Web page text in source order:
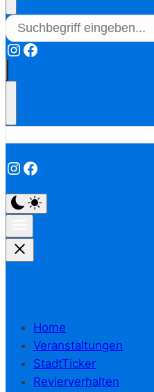
Instagram
Facebook
Instagram
Facebook
Home
Veranstaltungen
StadtTicker
Revierverhalten